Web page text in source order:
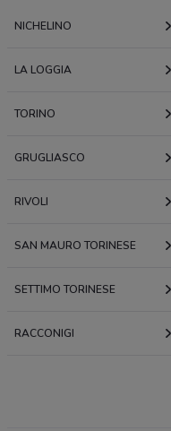
NICHELINO
LA LOGGIA
TORINO
GRUGLIASCO
RIVOLI
SAN MAURO TORINESE
SETTIMO TORINESE
RACCONIGI